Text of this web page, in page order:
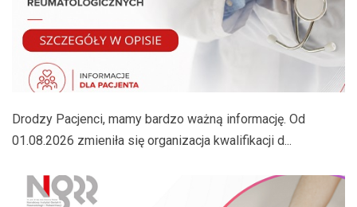
Drodzy Pacjenci, mamy bardzo ważną informację. Od
01.08.2026 zmieniła się organizacja kwalifikacji d...